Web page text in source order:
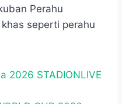
Perahu
seperti perahu